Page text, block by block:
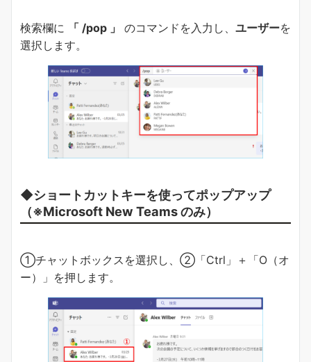
検索欄に 「 /pop 」 のコマンドを入力し、 ユーザーを
選択します。
◆ショートカットキーを使ってポップアップ
（※Microsoft New Teams のみ）
①チャットボックスを選択し、②「Ctrl」＋「O（オ
ー）」を押します。